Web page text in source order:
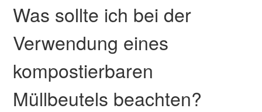
Was sollte ich bei der
Verwendung eines
kompostierbaren
Müllbeutels beachten?